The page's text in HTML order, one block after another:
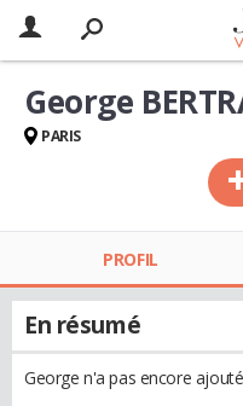
George
PARIS
PROFIL
En résumé
George n'a pas encore